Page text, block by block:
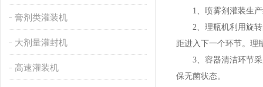
膏剂类灌装机
大剂量灌封机
高速灌装机
1、喷雾剂灌装生产
2、理瓶机利用旋转
距进入下一个环节。理
3、容器清洁环节采
保无菌状态。